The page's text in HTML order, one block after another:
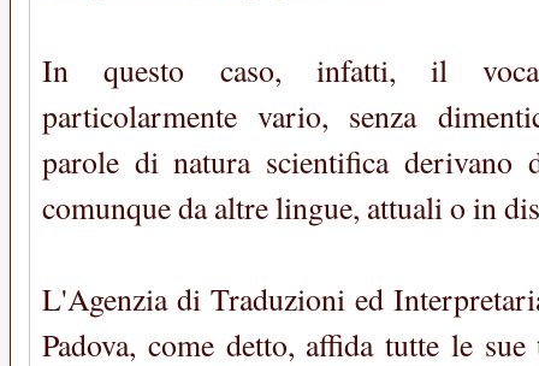
In questo caso, infatti, il
particolarmente vario, senza
parole di natura scientifica derivano
comunque da altre lingue, attuali o in
L'Agenzia di Traduzioni ed
Padova, come detto, affida tutte le